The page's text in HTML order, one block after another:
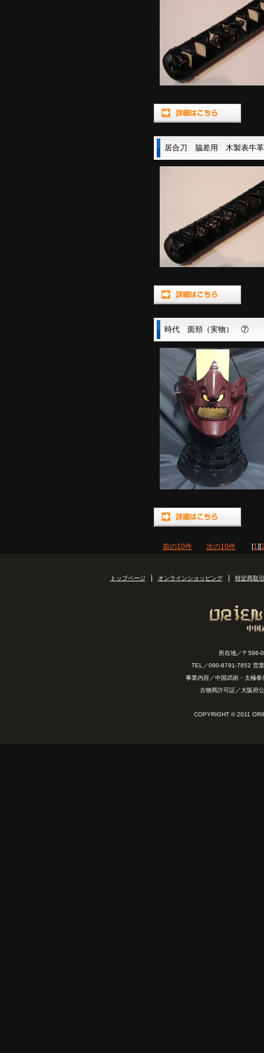
居合刀 脇差用 木製表牛
時代 面頬（実物） ⑦
前の10件 次の10件 [1][
トップページ オンラインショッピング 特定商取
所在地／〒
TEL／090-8791-7852 営
事業内容／中国武術・太極
古物商許可証／大阪
COPYRIGHT © 2011